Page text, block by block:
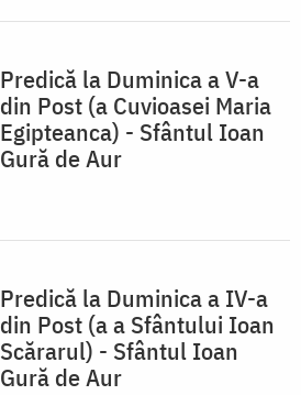
Predică la Duminica a V-a
din Post (a Cuvioasei Maria
Egipteanca) - Sfântul Ioan
Gură de Aur
Predică la Duminica a IV-a
din Post (a a Sfântului Ioan
Scărarul) - Sfântul Ioan
Gură de Aur